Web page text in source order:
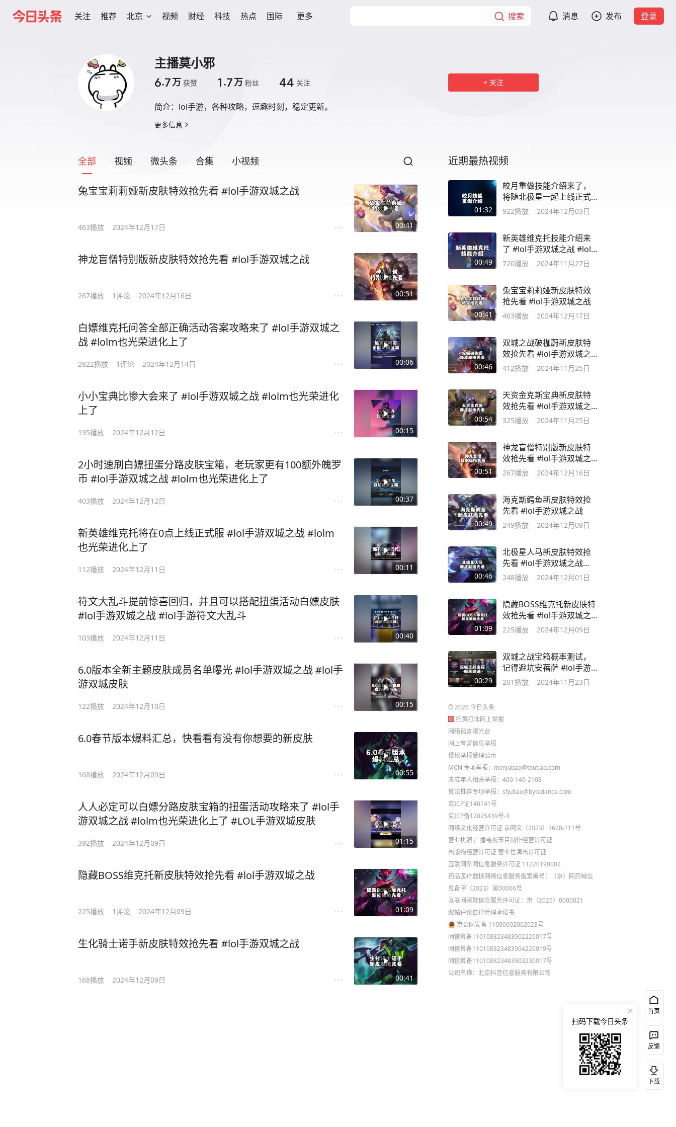
关注 推荐 北京 视频 财经 科技 热点 国际 更多 搜索 消息 发布 登录
主播莫小邪
6.7万 获赞 1.7万 粉丝 44 关注
简介： lol手游，各种攻略，逗趣时刻，稳定更新。
更多信息
关注
全部 视频 微头条 合集 小视频
00:41
兔宝宝莉莉娅新皮肤特效抢先看 #lol手游双城之战
463播放 2024年12月17日
00:51
神龙盲僧特别版新皮肤特效抢先看 #lol手游双城之战
267播放 1评论 2024年12月16日
00:06
白嫖维克托问答全部正确活动答案攻略来了 #lol手游双城之
战 #lolm也光荣进化上了
2822播放 1评论 2024年12月14日
00:15
小小宝典比惨大会来了 #lol手游双城之战 #lolm也光荣进化
上了
195播放 2024年12月12日
00:37
2小时速刷白嫖扭蛋分路皮肤宝箱，老玩家更有100额外魄罗
币 #lol手游双城之战 #lolm也光荣进化上了
403播放 2024年12月12日
00:11
新英雄维克托将在0点上线正式服 #lol手游双城之战 #lolm
也光荣进化上了
112播放 2024年12月11日
00:40
符文大乱斗提前惊喜回归，并且可以搭配扭蛋活动白嫖皮肤
#lol手游双城之战 #lol手游符文大乱斗
103播放 2024年12月11日
00:15
6.0版本全新主题皮肤成员名单曝光 #lol手游双城之战 #lol手
游双城皮肤
122播放 2024年12月10日
00:55
6.0春节版本爆料汇总，快看看有没有你想要的新皮肤
168播放 2024年12月09日
01:15
人人必定可以白嫖分路皮肤宝箱的扭蛋活动攻略来了 #lol手
游双城之战 #lolm也光荣进化上了 #LOL手游双城皮肤
392播放 2024年12月09日
01:09
隐藏BOSS维克托新皮肤特效抢先看 #lol手游双城之战
225播放 1评论 2024年12月09日
00:41
生化骑士诺手新皮肤特效抢先看 #lol手游双城之战
168播放 2024年12月09日
近期最热视频
01:32
皎月重做技能介绍来了，
将随北极星一起上线正式
服
922播放 2024年12月03日
00:49
新英雄维克托技能介绍来
了 #lol手游双城之战 #lol
手游版本更新
720播放 2024年11月27日
00:41
兔宝宝莉莉娅新皮肤特效
抢先看 #lol手游双城之战
463播放 2024年12月17日
00:46
双城之战破枷蔚新皮肤特
效抢先看 #lol手游双城之
战
412播放 2024年11月25日
00:54
天资金克斯宝典新皮肤特
效抢先看 #lol手游双城之
战
325播放 2024年11月25日
00:51
神龙盲僧特别版新皮肤特
效抢先看 #lol手游双城之
战
267播放 2024年12月16日
00:49
海克斯鳄鱼新皮肤特效抢
先看 #lol手游双城之战
249播放 2024年12月09日
00:46
北极星人马新皮肤特效抢
先看 #lol手游双城之战
#lol手游双城皮肤
248播放 2024年12月01日
01:09
隐藏BOSS维克托新皮肤特
效抢先看 #lol手游双城之
战
225播放 2024年12月09日
00:29
双城之战宝箱概率测试，
记得避坑安蓓萨 #lol手游
双城之战
201播放 2024年11月23日
©2026今日头条
扫黄打非网上举报
网络谣言曝光台
网上有害信息举报
侵权举报受理公示
MCN 专项举报：mcnjubao@toutiao.com
未成年人相关举报：400-140-2108
算法推荐专项举报：sfjubao@bytedance.com
京ICP证140141号
京ICP备12025439号-3
网络文化经营许可证 京网文〔2023〕3628-111号
营业执照 广播电视节目制作经营许可证
出版物经营许可证 营业性演出许可证
互联网新闻信息服务许可证 11220190002
药品医疗器械网络信息服务备案编号：（京）网药械信
息备字（2023）第00006号
互联网宗教信息服务许可证：京（2025）0000021
跟帖评论自律管理承诺书
京公网安备 11000002002023号
网信算备110108823483902220017号
网信算备110108823483904220019号
网信算备110108823483903230017号
公司名称：北京抖音信息服务有限公司
首页
反馈
下载
扫码下载今日头条